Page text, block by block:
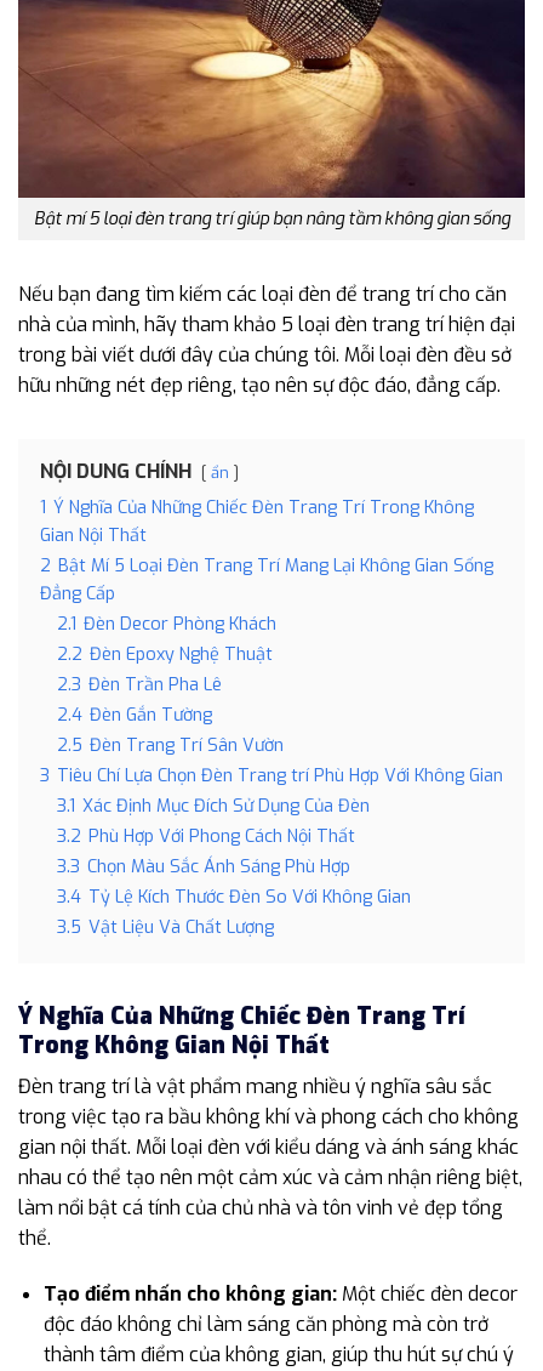
Bật mí 5 loại đèn trang trí giúp bạn nâng tầm không gian sống
Nếu bạn đang tìm kiếm các loại đèn để trang trí cho căn
nhà của mình, hãy tham khảo 5 loại đèn trang trí hiện đại
trong bài viết dưới đây của chúng tôi. Mỗi loại đèn đều sở
hữu những nét đẹp riêng, tạo nên sự độc đáo, đẳng cấp.
NỘI DUNG CHÍNH ẩn
1 Ý Nghĩa Của Những Chiếc Đèn Trang Trí Trong Không
Gian Nội Thất
2 Bật Mí 5 Loại Đèn Trang Trí Mang Lại Không Gian Sống
Đẳng Cấp
2.1 Đèn Decor Phòng Khách
2.2 Đèn Epoxy Nghệ Thuật
2.3 Đèn Trần Pha Lê
2.4 Đèn Gắn Tường
2.5 Đèn Trang Trí Sân Vườn
3 Tiêu Chí Lựa Chọn Đèn Trang trí Phù Hợp Với Không Gian
3.1 Xác Định Mục Đích Sử Dụng Của Đèn
3.2 Phù Hợp Với Phong Cách Nội Thất
3.3 Chọn Màu Sắc Ánh Sáng Phù Hợp
3.4 Tỷ Lệ Kích Thước Đèn So Với Không Gian
3.5 Vật Liệu Và Chất Lượng
Ý Nghĩa Của Những Chiếc Đèn Trang Trí
Trong Không Gian Nội Thất
Đèn trang trí là vật phẩm mang nhiều ý nghĩa sâu sắc
trong việc tạo ra bầu không khí và phong cách cho không
gian nội thất. Mỗi loại đèn với kiểu dáng và ánh sáng khác
nhau có thể tạo nên một cảm xúc và cảm nhận riêng biệt,
làm nổi bật cá tính của chủ nhà và tôn vinh vẻ đẹp tổng
thể.
Tạo điểm nhấn cho không gian:Một chiếc đèn decor
độc đáo không chỉ làm sáng căn phòng mà còn trở
thành tâm điểm của không gian, giúp thu hút sự chú ý